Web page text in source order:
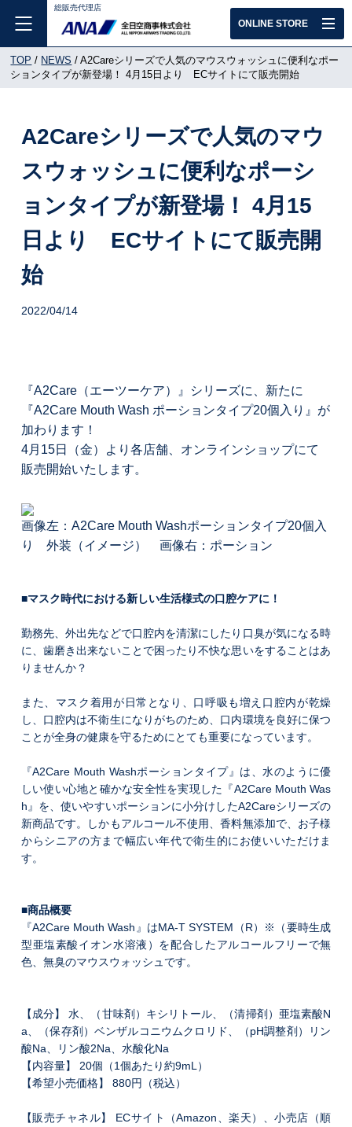
総販売代理店
TOP NEWS
A2Careシリーズで人気のマウスウォッシュに便利なポー
ションタイプが新登場！ 4月15日より ECサイトにて販売開始
A2Careシリーズで人気のマウ
スウォッシュに便利なポーシ
ョンタイプが新登場！ 4月15
日より ECサイトにて販売開
始
2022/04/14
『A2Care（エーツーケア）』シリーズに、新たに
『A2Care Mouth Wash ポーションタイプ20個入り』が
加わります！
4月15日（金）より各店舗、オンラインショップにて
販売開始いたします。
画像左：A2Care Mouth Washポーションタイプ20個入
り 外装（イメージ） 画像右：ポーション
■マスク時代における新しい生活様式の口腔ケアに！
勤務先、外出先などで口腔内を清潔にしたり口臭が気になる時
に、歯磨き出来ないことで困ったり不快な思いをすることはあ
りませんか？
また、マスク着用が日常となり、口呼吸も増え口腔内が乾燥
し、口腔内は不衛生になりがちのため、口内環境を良好に保つ
ことが全身の健康を守るためにとても重要になっています。
『A2Care Mouth Washポーションタイプ』は、水のように優
しい使い心地と確かな安全性を実現した『A2Care Mouth Was
h』を、使いやすいポーションに小分けしたA2Careシリーズの
新商品です。しかもアルコール不使用、香料無添加で、お子様
からシニアの方まで幅広い年代で衛生的にお使いいただけま
す。
■商品概要
『A2Care Mouth Wash』はMA-T SYSTEM（R）※（要時生成
型亜塩素酸イオン水溶液）を配合したアルコールフリーで無
色、無臭のマウスウォッシュです。
【成分】 水、（甘味剤）キシリトール、（清掃剤）亜塩素酸N
a、（保存剤）ベンザルコニウムクロリド、（pH調整剤）リン
酸Na、リン酸2Na、水酸化Na
【内容量】 20個（1個あたり約9mL）
【希望小売価格】 880円（税込）
【販売チャネル】 ECサイト（Amazon、楽天）、小売店（順
ONLINE STORE